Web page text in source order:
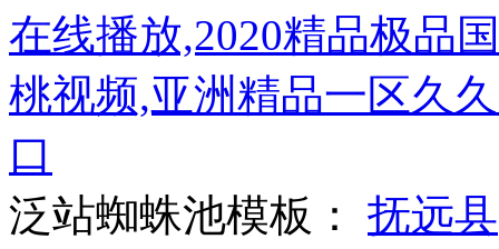
在线播放,2020精品极品
桃视频,亚洲精品一区久
口
泛站蜘蛛池模板： 抚远县